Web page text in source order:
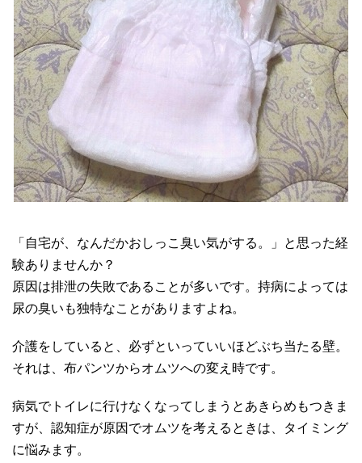
「自宅が、なんだかおしっこ臭い気がする。」と思った経
験ありませんか？
原因は排泄の失敗であることが多いです。持病によっては
尿の臭いも独特なことがありますよね。
介護をしていると、必ずといっていいほどぶち当たる壁。
それは、布パンツからオムツへの変え時です。
病気でトイレに行けなくなってしまうとあきらめもつきま
すが、認知症が原因でオムツを考えるときは、タイミング
に悩みます。